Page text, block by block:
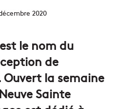
2020
le nom du
de
la semaine
Sainte